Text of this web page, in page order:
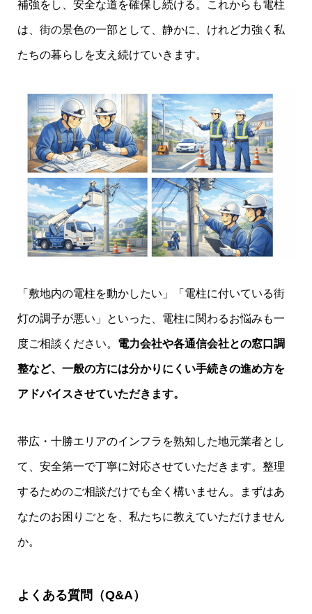
補強をし、安全な道を確保し続ける。これからも電柱
は、街の景色の一部として、静かに、けれど力強く私
たちの暮らしを支え続けていきます。
「敷地内の電柱を動かしたい」「電柱に付いている街
灯の調子が悪い」といった、電柱に関わるお悩みも一
度ご相談ください。 電力会社や各通信会社との窓口調
整など、一般の方には分かりにくい手続きの進め方を
アドバイスさせていただきます。
帯広・十勝エリアのインフラを熟知した地元業者とし
て、安全第一で丁寧に対応させていただきます。整理
するためのご相談だけでも全く構いません。まずはあ
なたのお困りごとを、私たちに教えていただけません
か。
よくある質問（Q&A）